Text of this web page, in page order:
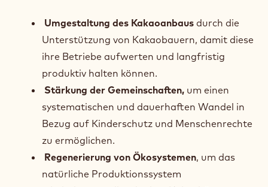
Umgestaltung des Kakaoanbaus durch die
Unterstützung von Kakaobauern, damit diese
ihre Betriebe aufwerten und langfristig
produktiv halten können.
Stärkung der Gemeinschaften, um einen
systematischen und dauerhaften Wandel in
Bezug auf Kinderschutz und Menschenrechte
zu ermöglichen.
Regenerierung von Ökosystemen, um das
natürliche Produktionssystem